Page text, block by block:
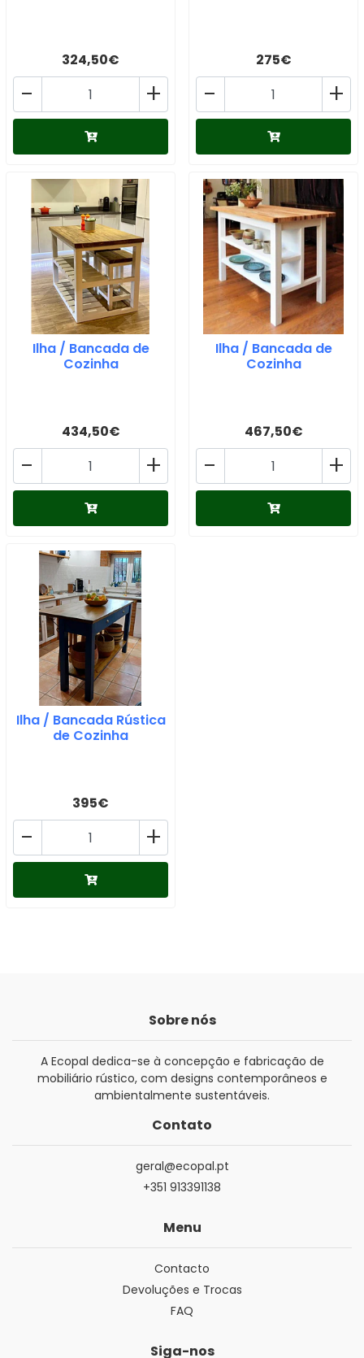
324,50€
+
-
275€
+
-
Ilha / Bancada de
Cozinha
434,50€
+
-
Ilha / Bancada de
Cozinha
467,50€
+
-
Ilha / Bancada Rústica
de Cozinha
395€
+
-
Sobre nós
A Ecopal dedica-se à concepção e fabricação de
mobiliário rústico, com designs contemporâneos e
ambientalmente sustentáveis.
Contato
geral@ecopal.pt
+351 913391138
Menu
Contacto
Devoluções e Trocas
FAQ
Siga-nos